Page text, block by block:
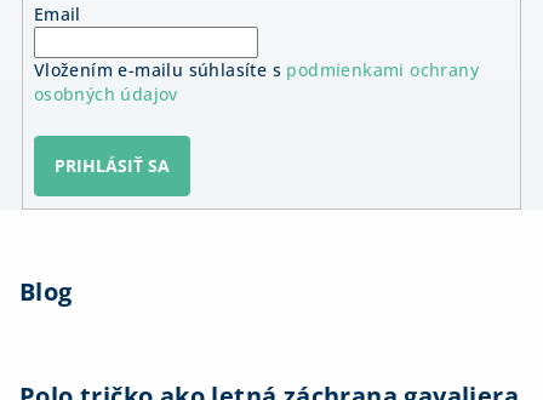
Email
Vložením e-mailu súhlasíte s podmienkami ochrany
osobných údajov
PRIHLÁSIŤ SA
Blog